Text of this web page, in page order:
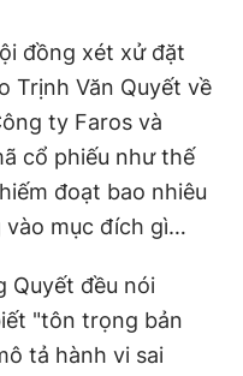
đồng xét xử đặt
Trịnh Văn Quyết về
ty Faros và
cổ phiếu như thế
đoạt bao nhiêu
vào mục đích gì…
Quyết đều nói
"tôn trọng bản
tả hành vi sai